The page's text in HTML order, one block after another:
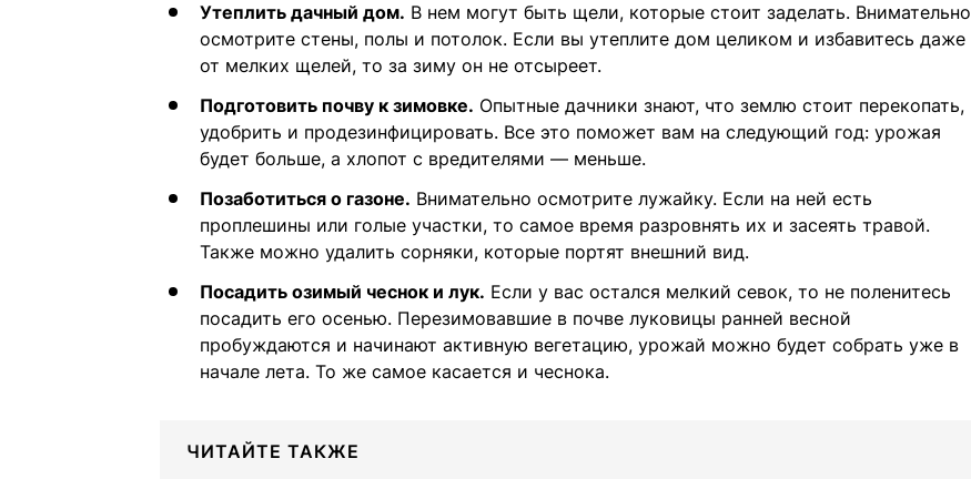
Утеплить дачный дом. В нем могут быть щели, которые стоит заделать. Внимательно
осмотрите стены, полы и потолок. Если вы утеплите дом целиком и избавитесь даже
от мелких щелей, то за зиму он не отсыреет.
Подготовить почву к зимовке. Опытные дачники знают, что землю стоит перекопать,
удобрить и продезинфицировать. Все это поможет вам на следующий год: урожая
будет больше, а хлопот с вредителями — меньше.
Позаботиться о газоне. Внимательно осмотрите лужайку. Если на ней есть
проплешины или голые участки, то самое время разровнять их и засеять травой.
Также можно удалить сорняки, которые портят внешний вид.
Посадить озимый чеснок и лук. Если у вас остался мелкий севок, то не поленитесь
посадить его осенью. Перезимовавшие в почве луковицы ранней весной
пробуждаются и начинают активную вегетацию, урожай можно будет собрать уже в
начале лета. То же самое касается и чеснока.
ЧИТАЙТЕ ТАКЖЕ